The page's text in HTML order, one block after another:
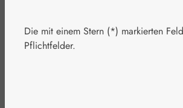
Regulärer Preis:
256,30 €
Inhalt:0.446 Kilogramm
Die mit einem Stern (*) markierten
Pflichtfelder.